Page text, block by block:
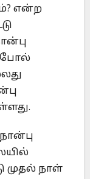
என்ற
போல்
முதல் நாள்